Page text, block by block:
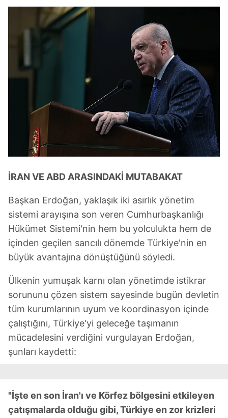
İRAN VE ABD ARASINDAKİ MUTABAKAT
Başkan Erdoğan, yaklaşık iki asırlık yönetim
sistemi arayışına son veren Cumhurbaşkanlığı
Hükümet Sistemi'nin hem bu yolculukta hem de
içinden geçilen sancılı dönemde Türkiye'nin en
büyük avantajına dönüştüğünü söyledi.
Ülkenin yumuşak karnı olan yönetimde istikrar
sorununu çözen sistem sayesinde bugün devletin
tüm kurumlarının uyum ve koordinasyon içinde
çalıştığını, Türkiye'yi geleceğe taşımanın
mücadelesini verdiğini vurgulayan Erdoğan,
şunları kaydetti:
"İşte en son İran'ı ve Körfez bölgesini etkileyen
çatışmalarda olduğu gibi, Türkiye en zor krizleri